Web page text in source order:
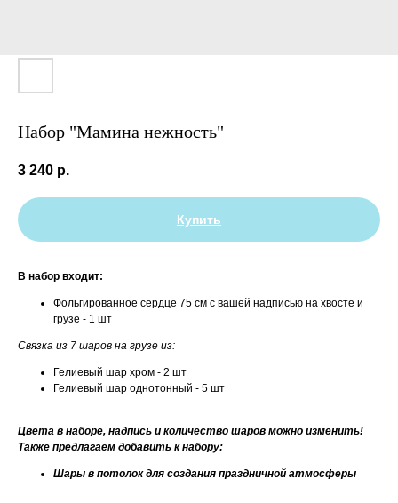
Набор "Мамина нежность"
3 240 р.
Купить
В набор входит:
Фольгированное сердце 75 см с вашей надписью на хвосте и
грузе - 1 шт
Связка из 7 шаров на грузе из:
Гелиевый шар хром - 2 шт
Гелиевый шар однотонный - 5 шт
Цвета в наборе, надпись и количество шаров можно изменить!
Также предлагаем добавить к набору:
Шары в потолок для создания праздничной атмосферы